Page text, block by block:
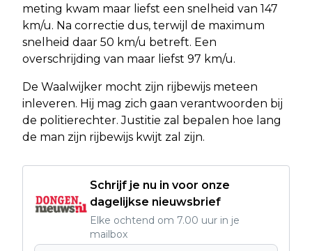
meting kwam maar liefst een snelheid van 147
km/u. Na correctie dus, terwijl de maximum
snelheid daar 50 km/u betreft. Een
overschrijding van maar liefst 97 km/u.
De Waalwijker mocht zijn rijbewijs meteen
inleveren. Hij mag zich gaan verantwoorden bij
de politierechter. Justitie zal bepalen hoe lang
de man zijn rijbewijs kwijt zal zijn.
Schrijf je nu in voor onze
dagelijkse nieuwsbrief
Elke ochtend om 7.00 uur in je
mailbox